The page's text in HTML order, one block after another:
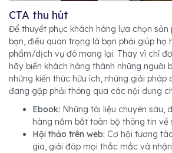
CTA thu hút
Để thuyết phục khách hàng lựa chọn
bạn, điều quan trọng là bạn phải giúp họ
phẩm/dịch vụ đó mang lại. Thay vì chỉ
hãy biến khách hàng thành những người
những kiến thức hữu ích, những giải pháp
đang gặp phải thông qua các nội dung
Ebook: Những tài liệu chuyên sâu,
hàng nắm bắt toàn bộ thông tin
Hội thảo trên web: Cơ hội tương
gia, giải đáp mọi thắc mắc và